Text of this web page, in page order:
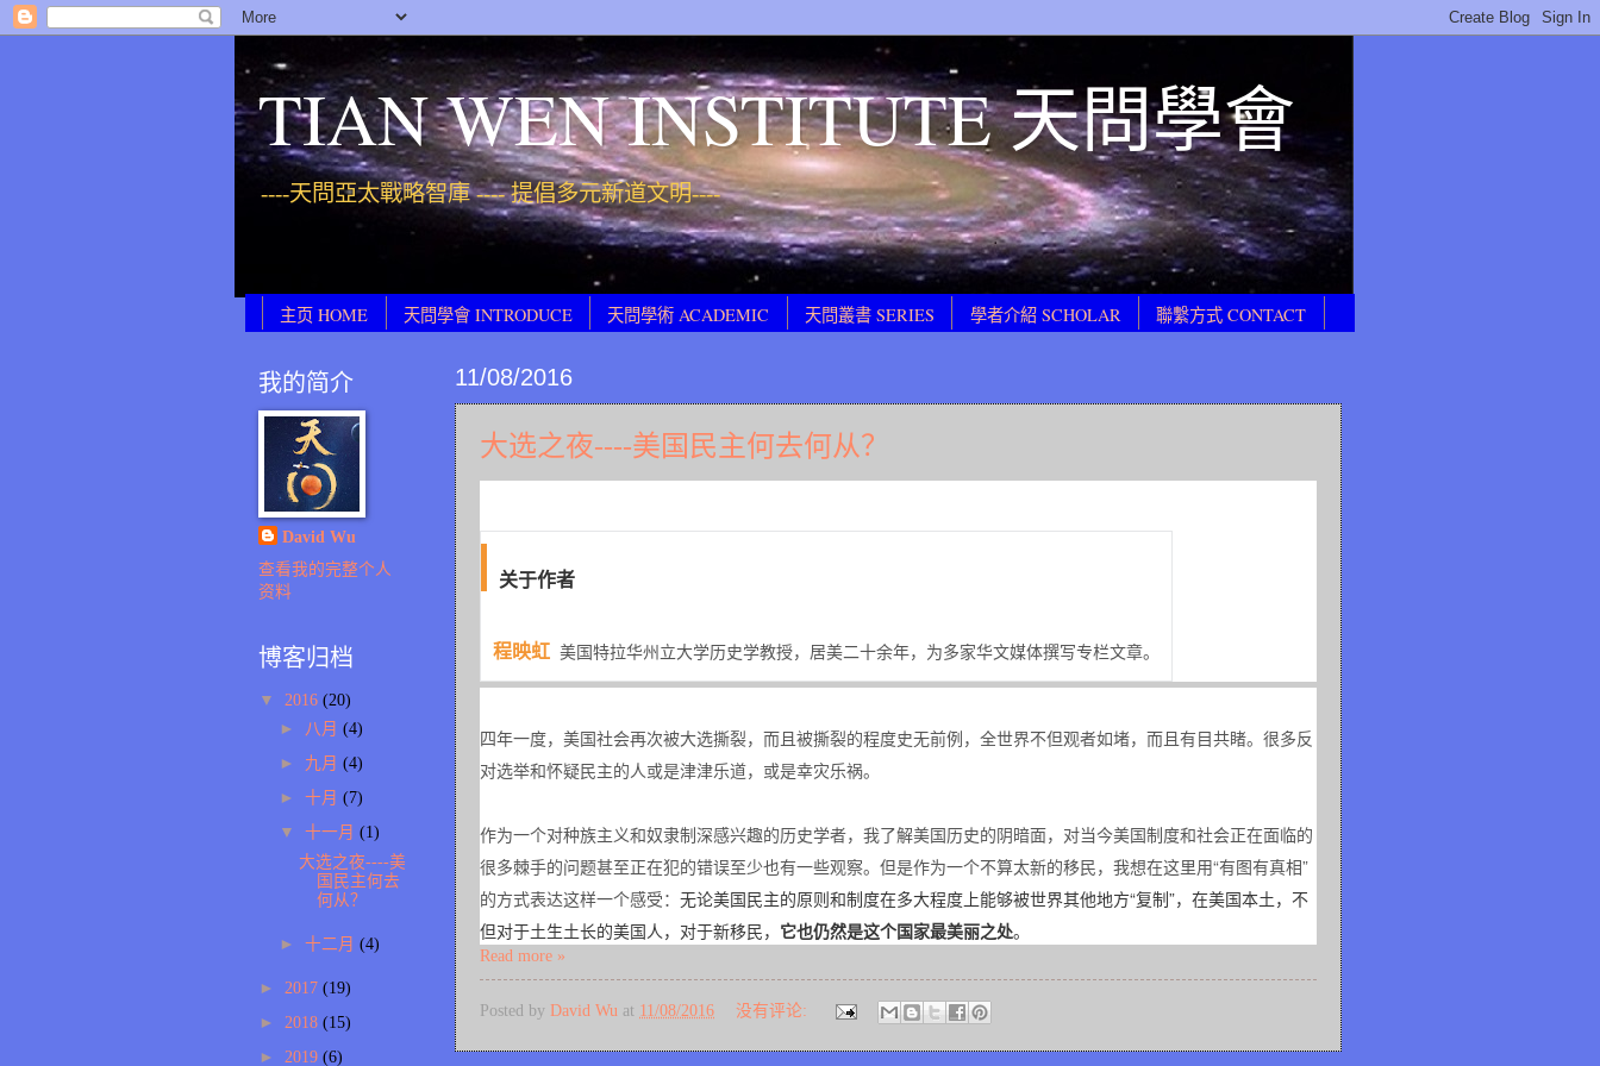
TIAN WEN INSTITUTE 天問學會
----天問亞太戰略智庫 ---- 提倡多元新道文明----
主页 HOME 天問學會 INTRODUCE 天問學術 ACADEMIC 天問叢書 SERIES 學者介紹 SCHOLAR 聯繫方式 CONTACT
11/08/2016
大选之夜----美国民主何去何从？
关于作者
程映虹 美国特拉华州立大学历史学教授，居美二十余年，为多家华文媒体撰写专栏文章。
四年一度，美国社会再次被大选撕裂，而且被撕裂的程度史无前例，全世界不但观者如堵，而且有目共睹。很多反
对选举和怀疑民主的人或是津津乐道，或是幸灾乐祸。
作为一个对种族主义和奴隶制深感兴趣的历史学者，我了解美国历史的阴暗面，对当今美国制度和社会正在面临的
很多棘手的问题甚至正在犯的错误至少也有一些观察。但是作为一个不算太新的移民，我想在这里用“有图有真相”
的方式表达这样一个感受： 无论美国民主的原则和制度在多大程度上能够被世界其他地方“复制”，在美国本土，不
但对于土生土长的美国人，对于新移民， 它也仍然是这个国家最美丽之处。
Read more »
Posted by David Wu at 11/08/2016 没有评论:
我的简介
David Wu
查看我的完整个人
资料
博客归档
▼ 2016 (20)
► 八月 (4)
► 九月 (4)
► 十月 (7)
▼ 十一月 (1)
大选之夜----美
国民主何去
何从？
► 十二月 (4)
► 2017 (19)
► 2018 (15)
► 2019 (6)